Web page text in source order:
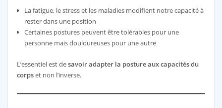
La fatigue, le stress et les maladies modifient notre capacité à
rester dans une position
Certaines postures peuvent être tolérables pour une
personne mais douloureuses pour une autre
L’essentiel est desavoir adapter la posture aux capacités du
corpset non l’inverse.